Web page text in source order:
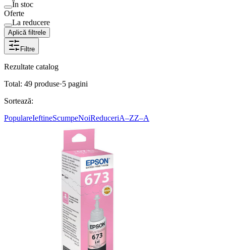
În stoc
Oferte
La reducere
Aplică filtrele
Filtre
Rezultate catalog
Total: 49 produse·5 pagini
Sortează:
PopulareIeftineScumpeNoiReduceriA–ZZ–A